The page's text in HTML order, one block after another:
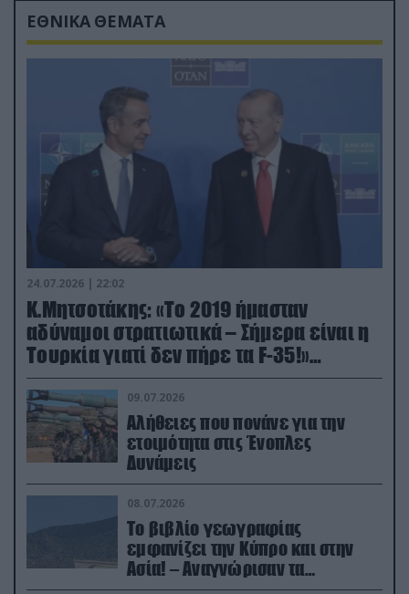
ΕΘΝΙΚΑ ΘΕΜΑΤΑ
24.07.2026 | 22:02
Κ.Μητσοτάκης: «Το 2019 ήμασταν
αδύναμοι στρατιωτικά – Σήμερα είναι η
Τουρκία γιατί δεν πήρε τα F-35!»
(βίντεο)
09.07.2026
Αλήθειες που πονάνε για την
ετοιμότητα στις Ένοπλες
Δυνάμεις
08.07.2026
Το βιβλίο γεωγραφίας
εμφανίζει την Κύπρο και στην
Ασία! – Αναγνώρισαν τα
κατεχόμενα; (φωτο)